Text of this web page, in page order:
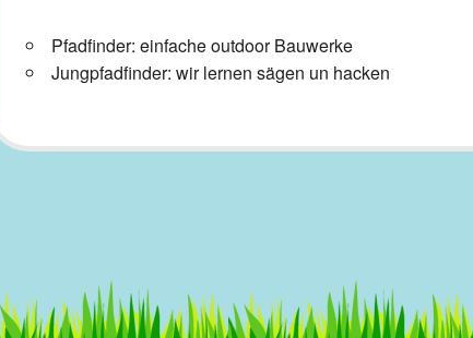
Pfadfinder: einfache outdoor Bauwerke
Jungpfadfinder: wir lernen sägen un hacken